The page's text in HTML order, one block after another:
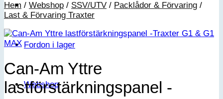
Fordon i lager
Webshop
Hem / Webshop / SSV/UTV / Packlådor & Förvaring /
Last & Förvaring Traxter
Can-Am Yttre
lastförstärkningspanel -